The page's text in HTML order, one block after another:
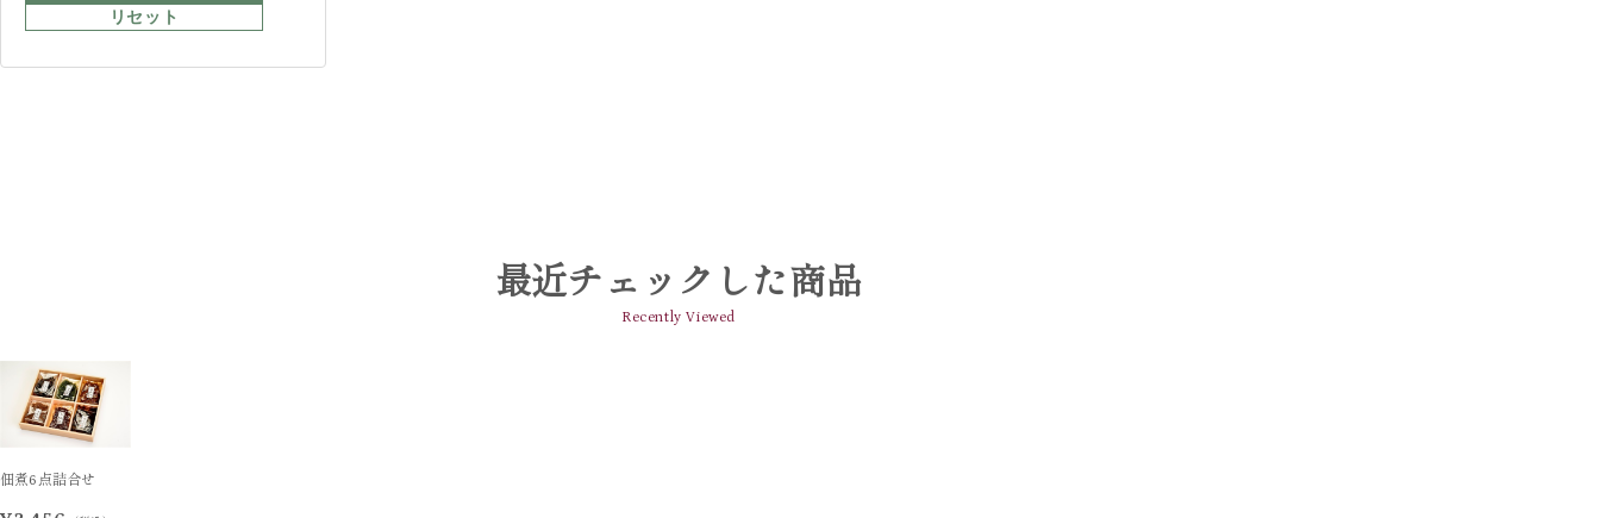
リセット
最近チェックした商品
Recently Viewed
佃煮6点詰合せ